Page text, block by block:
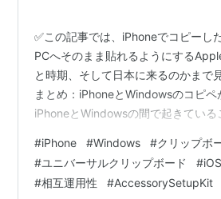
✅この記事では、iPhoneでコピーし
PCへそのまま貼れるようにする
と時期、そして日本に来るのかまで
まとめ：iPhoneとWindowsのコピペ
iPhoneとWindowsの間で起きている
う数字は、Apple自身の規定から出て
か。条文はあるのに、頼む窓口がな
と、EUに決められることへの引っか
#iPhone #Windows #クリップボ
#ユニバーサルクリップボード #
#相互運用性 #AccessorySetupKit